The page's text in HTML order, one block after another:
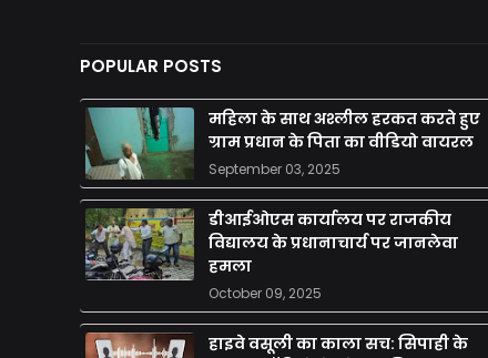
POPULAR POSTS
महिला के साथ अश्लील हरकत करते हुए
ग्राम प्रधान के पिता का वीडियो वायरल
September 03, 2025
डीआईओएस कार्यालय पर राजकीय
विद्यालय के प्रधानाचार्य पर जानलेवा
हमला
October 09, 2025
हाइवे वसूली का काला सच: सिपाही के